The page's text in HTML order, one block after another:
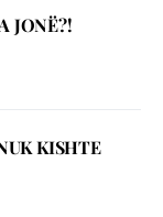
JONË?!
KISHTE